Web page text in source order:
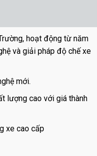
hoạt động từ năm
và giải pháp độ chế xe
mới.
lượng cao với giá thành
xe cao cấp